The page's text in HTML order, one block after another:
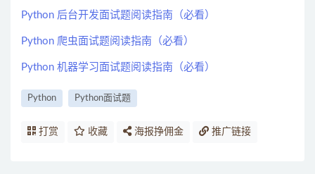
Python 后台开发面试题阅读指南（必看）
Python 爬虫面试题阅读指南（必看）
Python 机器学习面试题阅读指南（必看）
Python Python面试题
打赏 收藏 海报挣佣金 推广链接